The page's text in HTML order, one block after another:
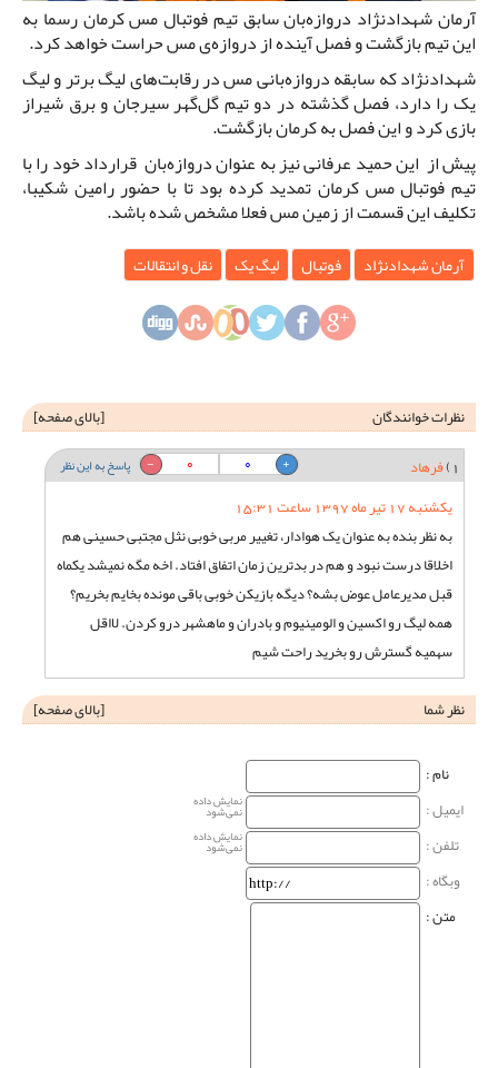
آرمان شهدادنژاد دروازه‌بان سابق تیم فوتبال مس کرمان رسما به
این تیم بازگشت و فصل آینده از دروازه‌ی مس حراست خواهد کرد.
شهدادنژاد که سابقه دروازه‌بانی مس در رقابت‌های لیگ برتر و لیگ
یک را دارد، فصل گذشته در دو تیم گل‌گهر سیرجان و برق شیراز
بازی کرد و این فصل به کرمان بازگشت.
پیش از این حمید عرفانی نیز به عنوان دروازه‌بان قرارداد خود را با
تیم فوتبال مس کرمان تمدید کرده بود تا با حضور رامین شکیبا،
تکلیف این قسمت از زمین مس فعلا مشخص شده باشد.
آرمان شهدادنژاد فوتبال لیگ یک نقل و انتقالات
نظرات خوانندگان [بالای صفحه]
1) فرهاد پاسخ به این نظر 0
0
یکشنبه 17 تیر ماه 1397 ساعت 15:31
به نظر بنده به عنوان یک هوادار، تغییر مربی خوبی نثل مجتبی حسینی هم
اخلاقا درست نبود و هم در بدترین زمان اتفاق افتاد. اخه مگه نمیشد یکماه
قبل مدیرعامل عوض بشه؟ دیگه بازیکن خوبی باقی مونده بخایم بخریم؟
همه لیگ رو اکسین و الومینیوم و بادران و ماهشهر درو کردن. لااقل
سهمیه گسترش رو بخرید راحت شیم
نظر شما
[بالای صفحه]
نام‌ :
ایمیل :
نمایش داده
نمی‌شود
تلفن : نمایش داده
نمی‌شود
وبگاه‌ :
متن :